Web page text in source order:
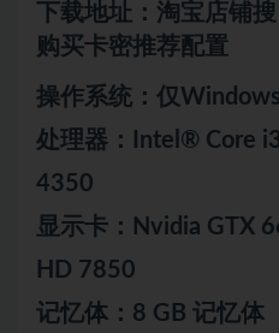
下载地址：淘宝店铺
购买卡密推荐配置
操作系统：仅
处理器：Intel® Core
4350
显示卡：Nvidia GTX
HD 7850
记忆体：8 GB 记忆体